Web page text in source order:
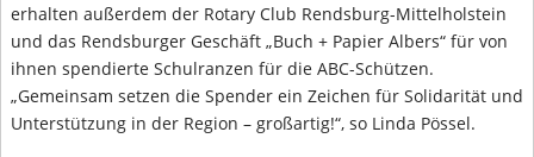
erhalten außerdem der Rotary Club Rendsburg-Mittelholstein
und das Rendsburger Geschäft „Buch + Papier Albers“ für von
ihnen spendierte Schulranzen für die ABC-Schützen.
„Gemeinsam setzen die Spender ein Zeichen für Solidarität und
Unterstützung in der Region – großartig!“, so Linda Pössel.